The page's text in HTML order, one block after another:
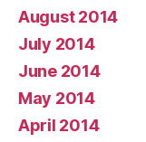
August 2014
July 2014
June 2014
May 2014
April 2014